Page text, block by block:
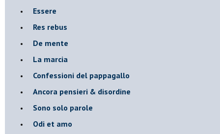
Essere
Res rebus
De mente
La marcia
Confessioni del pappagallo
Ancora pensieri & disordine
Sono solo parole
Odi et amo